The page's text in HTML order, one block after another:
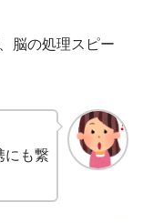
脳の処理スピー
にも繋